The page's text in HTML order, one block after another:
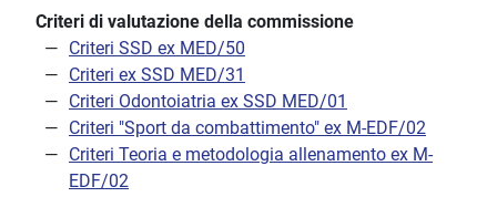
Criteri di valutazione della commissione
Criteri SSD ex MED/50
Criteri ex SSD MED/31
Criteri Odontoiatria ex SSD MED/01
Criteri "Sport da combattimento" ex M-EDF/02
Criteri Teoria e metodologia allenamento ex M-
EDF/02